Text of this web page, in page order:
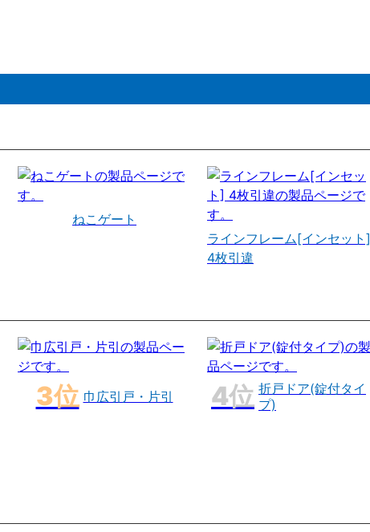
ねこゲート
ラインフレーム[インセット]
4枚引違
巾広引戸・片引
折戸ドア(錠付タイ
プ)